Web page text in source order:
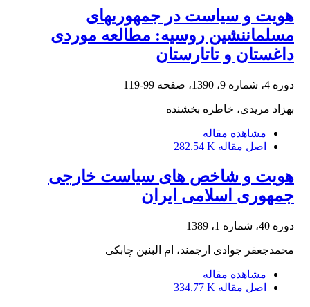
هویت و سیاست در جمهوریهای
مسلماننشین روسیه: مطالعه موردی
داغستان و تاتارستان
دوره 4، شماره 9، 1390، صفحه 99-119
بهزاد مریدی، خاطره بخشنده
مشاهده مقاله
اصل مقاله 282.54 K
هویت و شاخص های سیاست خارجی
جمهوری اسلامی ایران
دوره 40، شماره 1، 1389
محمدجعفر جوادی ارجمند، ام البنین چابکی
مشاهده مقاله
اصل مقاله 334.77 K